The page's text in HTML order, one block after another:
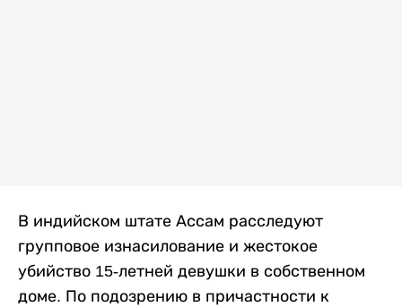
В индийском штате Ассам расследуют
групповое изнасилование и жестокое
убийство 15-летней девушки в собственном
доме. По подозрению в причастности к